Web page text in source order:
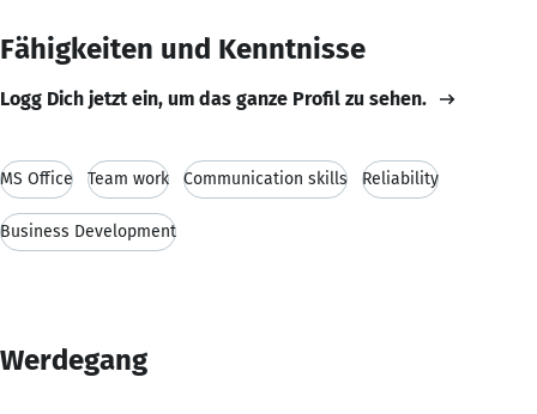
Fähigkeiten und Kenntnisse
Logg Dich jetzt ein, um das ganze Profil zu sehen.
MS Office Team work Communication skills Reliability
Business Development
Werdegang